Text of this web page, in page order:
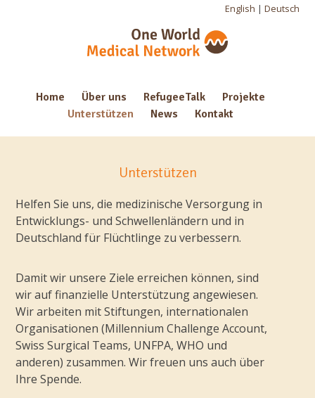
English | Deutsch
Home Über uns RefugeeTalk
Projekte
Unterstützen
News Kontakt
Unterstützen
Helfen Sie uns, die medizinische Versorgung in
Entwicklungs- und Schwellenländern und in
Deutschland für Flüchtlinge zu verbessern.
Damit wir unsere Ziele erreichen können, sind
wir auf finanzielle Unterstützung angewiesen.
Wir arbeiten mit Stiftungen, internationalen
Organisationen (Millennium Challenge Account,
Swiss Surgical Teams, UNFPA, WHO und
anderen) zusammen. Wir freuen uns auch über
Ihre Spende.